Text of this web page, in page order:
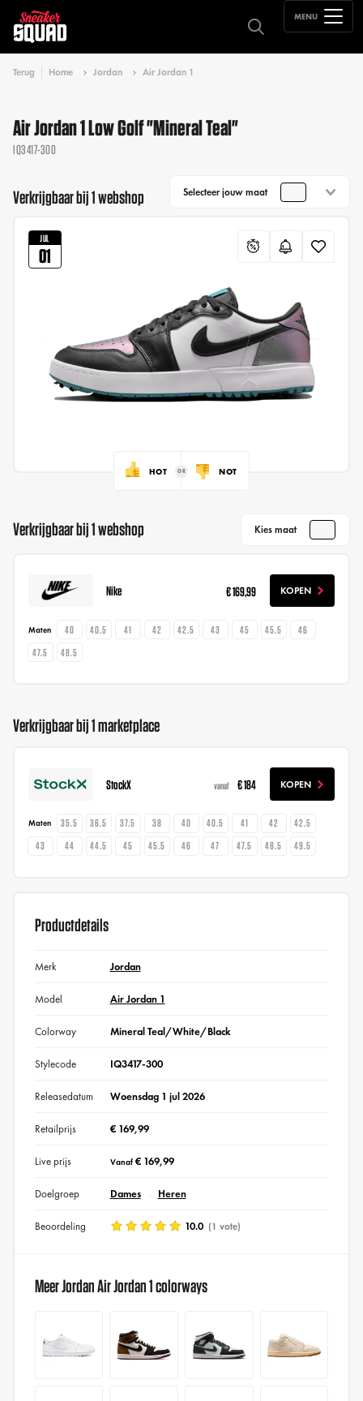
MENU
Terug Home Jordan Air Jordan 1
Air Jordan 1 Low Golf "Mineral Teal"
IQ3417-300
Verkrijgbaar bij 1 webshop Selecteer jouw maat
JUL
01
HOT NOT
Verkrijgbaar bij 1 webshop Kies maat
Nike € 169,99 KOPEN
Maten 40 40.5 41 42 42.5 43 45 45.5
46
47.5
48.5
Verkrijgbaar bij 1 marketplace
StockX vanaf € 184 KOPEN
Maten 35.5 36.5 37.5 38 40 40.5 41 42
42.5
43
44 44.5 45 45.5 46 47 47.5 48.5 49.5
Productdetails
Merk Jordan
Model Air Jordan 1
Colorway Mineral Teal/White/Black
Stylecode IQ3417-300
Releasedatum Woensdag 1 jul 2026
Retailprijs € 169,99
Live prijs Vanaf€ 169,99
Doelgroep Dames Heren
Beoordeling 10.0 (1 vote)
Meer Jordan Air Jordan 1 colorways